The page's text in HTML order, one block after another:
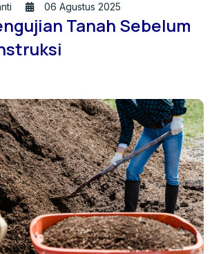
06 Agustus 2025
Tanah Sebelum